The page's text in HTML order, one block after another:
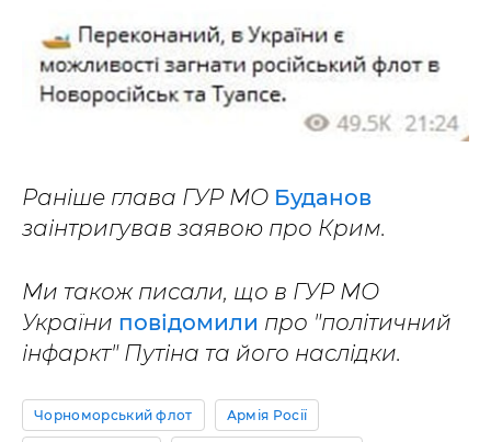
Раніше глава ГУР МО Буданов
заінтригував заявою про Крим.
Ми також писали, що в ГУР МО
України повідомили про "політичний
інфаркт" Путіна та його наслідки.
Чорноморський флот Армія Росії